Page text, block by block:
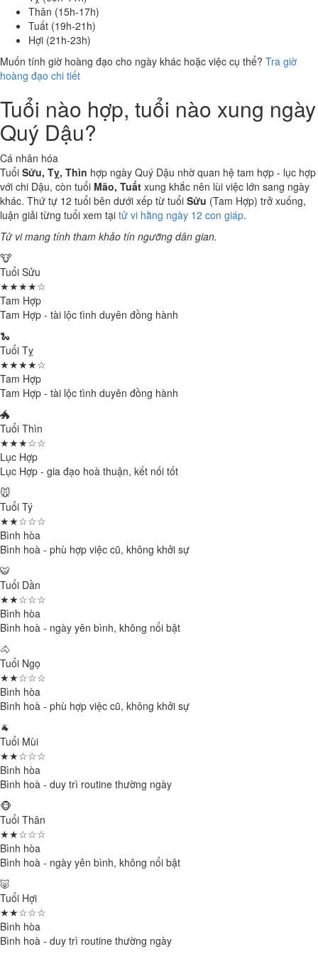
Thân (15h-17h)
Tuất (19h-21h)
Hợi (21h-23h)
Muốn tính giờ hoàng đạo cho ngày khác hoặc việc cụ thể? Tra giờ
hoàng đạo chi tiết
Tuổi nào hợp, tuổi nào xung ngày
Quý Dậu?
Cá nhân hóa
Tuổi Sửu, Tỵ, Thìn hợp ngày Quý Dậu nhờ quan hệ tam hợp - lục hợp
với chi Dậu, còn tuổi Mão, Tuất xung khắc nên lùi việc lớn sang ngày
khác. Thứ tự 12 tuổi bên dưới xếp từ tuổi Sửu (Tam Hợp) trở xuống,
luận giải từng tuổi xem tại tử vi hằng ngày 12 con giáp.
Tử vi mang tính tham khảo tín ngưỡng dân gian.
🐮
Tuổi Sửu
★★★★☆
Tam Hợp
Tam Hợp - tài lộc tình duyên đồng hành
🐍
Tuổi Tỵ
★★★★☆
Tam Hợp
Tam Hợp - tài lộc tình duyên đồng hành
🐲
Tuổi Thìn
★★★☆☆
Lục Hợp
Lục Hợp - gia đạo hoà thuận, kết nối tốt
🐭
Tuổi Tý
★★☆☆☆
Bình hòa
Bình hoà - phù hợp việc cũ, không khởi sự
🐯
Tuổi Dần
★★☆☆☆
Bình hòa
Bình hoà - ngày yên bình, không nổi bật
🐴
Tuổi Ngọ
★★☆☆☆
Bình hòa
Bình hoà - phù hợp việc cũ, không khởi sự
🐐
Tuổi Mùi
★★☆☆☆
Bình hòa
Bình hoà - duy trì routine thường ngày
🐵
Tuổi Thân
★★☆☆☆
Bình hòa
Bình hoà - ngày yên bình, không nổi bật
🐷
Tuổi Hợi
★★☆☆☆
Bình hòa
Bình hoà - duy trì routine thường ngày